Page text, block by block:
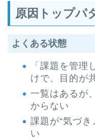
原因トップパ
よくある状態
「課題を管理
けで、目的が
一覧はあるが
からない
課題が“気づ
い